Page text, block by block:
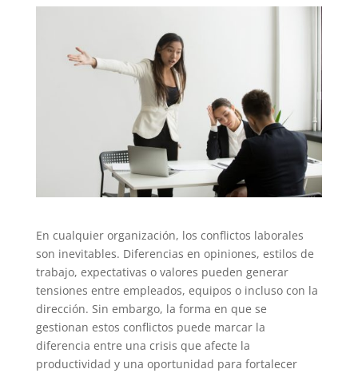
En cualquier organización, los conflictos laborales
son inevitables. Diferencias en opiniones, estilos de
trabajo, expectativas o valores pueden generar
tensiones entre empleados, equipos o incluso con la
dirección. Sin embargo, la forma en que se
gestionan estos conflictos puede marcar la
diferencia entre una crisis que afecte la
productividad y una oportunidad para fortalecer